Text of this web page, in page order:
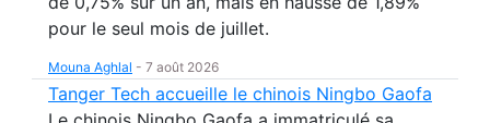
pour le seul mois de juillet.
Mouna Aghlal - 7 août 2026
Tanger Tech accueille le chinois Ningbo Gaofa